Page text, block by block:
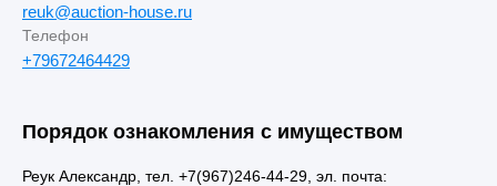
reuk@auction-house.ru
Телефон
+79672464429
Порядок ознакомления с имуществом
Реук Александр, тел. +7(967)246-44-29, эл. почта: